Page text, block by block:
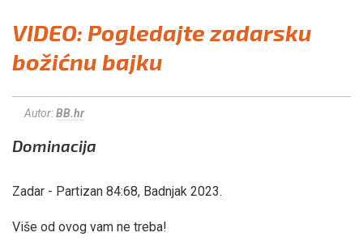
VIDEO: Pogledajte zadarsku
božićnu bajku
Autor:BB.hr
Dominacija
Zadar - Partizan 84:68, Badnjak 2023.
Više od ovog vam ne treba!